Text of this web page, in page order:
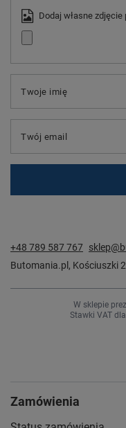
Dodaj własne zdjęcie
Twoje imię
Twój email
+48 789 587 767
Butomania.pl , Kościuszki
W sklepie
Stawki VAT
Zamówienia